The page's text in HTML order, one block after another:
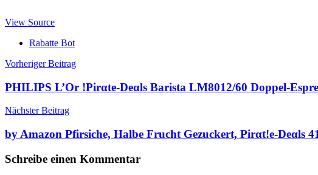
View Source
Rabatte Bot
Beitragsnavigation
Vorheriger Beitrag
PHILIPS L’Or !Pirαtе-Dеαls Barista LM8012/60 Doppel-
Nächster Beitrag
by Amazon Pfirsiche, Halbe Frucht Gezuckert, Pirαt!е-Dеαls
Schreibe einen Kommentar